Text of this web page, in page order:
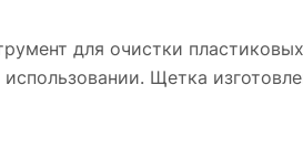
для очистки
Щетка